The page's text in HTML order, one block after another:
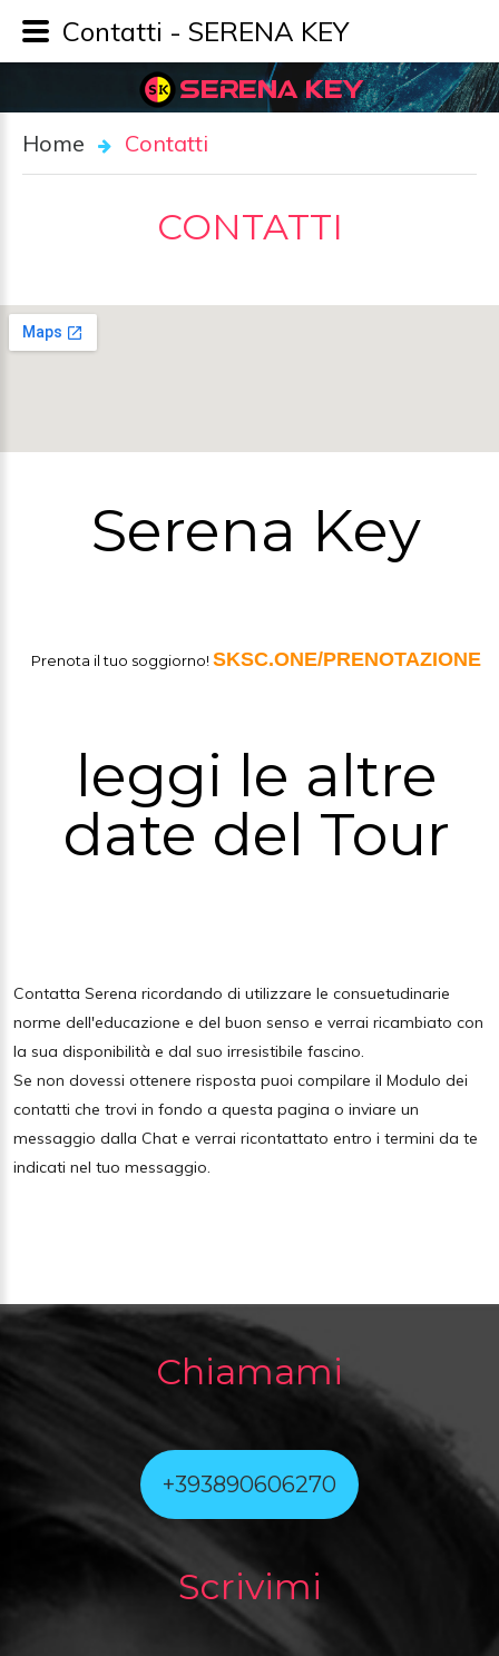
SERENA KEY
Home Contatti
CONTATTI
Serena Key
Prenota il tuo soggiorno! SKSC.ONE/PRENOTAZIONE
leggi le altre
date del Tour
Contatta Serena ricordando di utilizzare le consuetudinarie
norme dell'educazione e del buon senso e verrai ricambiato con
la sua disponibilità e dal suo irresistibile fascino.
Se non dovessi ottenere risposta puoi compilare il Modulo dei
contatti che trovi in fondo a questa pagina o inviare un
messaggio dalla Chat e verrai ricontattato entro i termini da te
indicati nel tuo messaggio.
Chiamami
+393890606270
Scrivimi
Contatti - SERENA KEY